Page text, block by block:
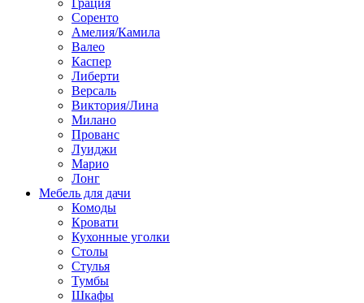
Грация
Соренто
Амелия/Камила
Валео
Каспер
Либерти
Версаль
Виктория/Лина
Милано
Прованс
Луиджи
Марио
Лонг
Мебель для дачи
Комоды
Кровати
Кухонные уголки
Столы
Стулья
Тумбы
Шкафы